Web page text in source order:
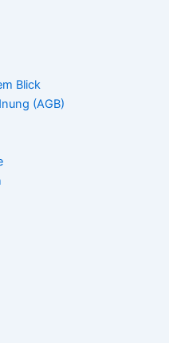
Blick
(AGB)